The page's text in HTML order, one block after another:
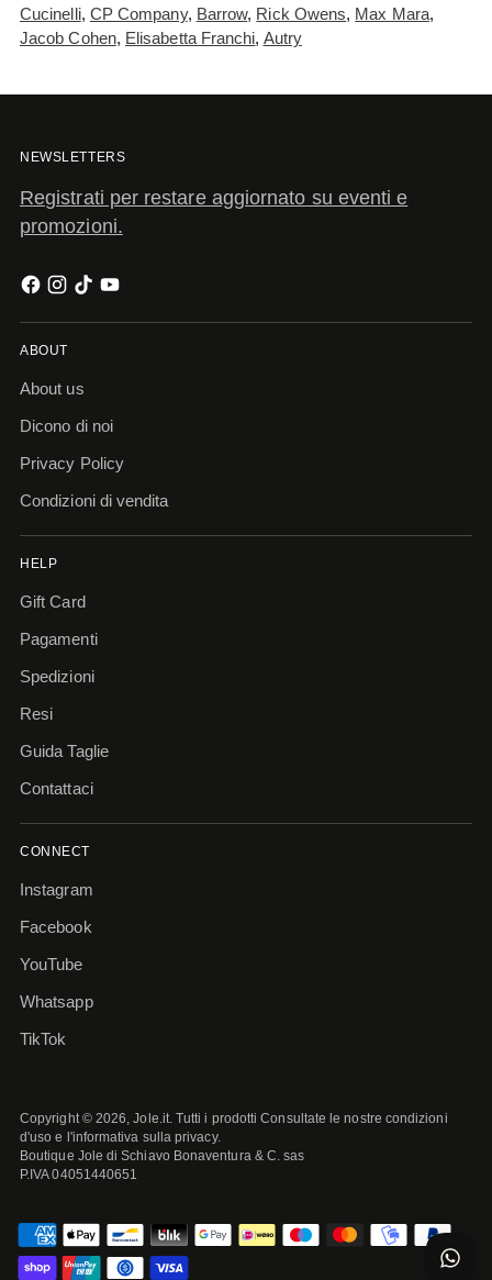
Cucinelli, CP Company, Barrow, Rick Owens, Max Mara,
Jacob Cohen, Elisabetta Franchi, Autry
NEWSLETTERS
Registrati per restare aggiornato su eventi e
promozioni.
ABOUT
About us
Dicono di noi
Privacy Policy
Condizioni di vendita
HELP
Gift Card
Pagamenti
Spedizioni
Resi
Guida Taglie
Contattaci
CONNECT
Instagram
Facebook
YouTube
Whatsapp
TikTok
Copyright © 2026,Jole.it. Tutti i prodotti Consultate le nostre condizioni
d'uso e l'informativa sulla privacy.
Boutique Jole di Schiavo Bonaventura & C. sas
P.IVA 04051440651